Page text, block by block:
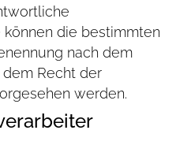
die bestimmten
nach dem
Recht der
werden.